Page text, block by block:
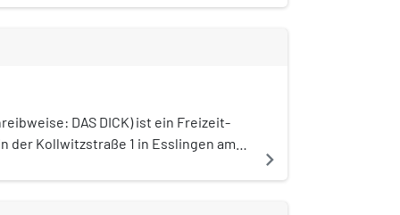
in Deutschland. Das Gymnasium
DAS DICK) ist ein Freizeit-
der Kollwitzstraße 1 in Esslingen am
navigate_next